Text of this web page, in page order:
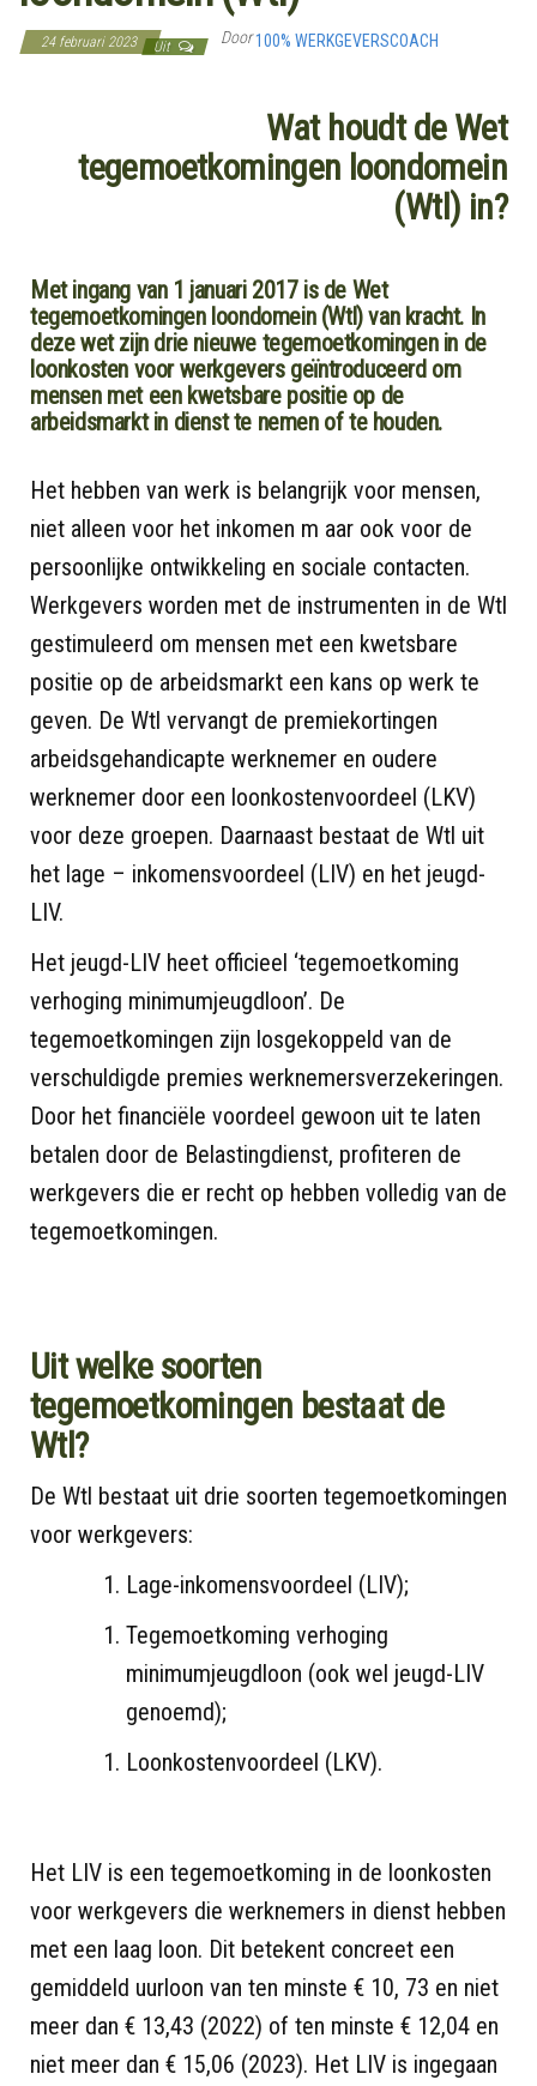
24 februari 2023 Uit Door100% WERKGEVERSCOACH
Wat houdt de Wet
tegemoetkomingen loondomein
(Wtl) in?
Met ingang van 1 januari 2017 is de Wet
tegemoetkomingen loondomein (Wtl) van kracht. In
deze wet zijn drie nieuwe tegemoetkomingen in de
loonkosten voor werkgevers geïntroduceerd om
mensen met een kwetsbare positie op de
arbeidsmarkt in dienst te nemen of te houden.
Het hebben van werk is belangrijk voor mensen,
niet alleen voor het inkomen m aar ook voor de
persoonlijke ontwikkeling en sociale contacten.
Werkgevers worden met de instrumenten in de Wtl
gestimuleerd om mensen met een kwetsbare
positie op de arbeidsmarkt een kans op werk te
geven. De Wtl vervangt de premiekortingen
arbeidsgehandicapte werknemer en oudere
werknemer door een loonkostenvoordeel (LKV)
voor deze groepen. Daarnaast bestaat de Wtl uit
het lage – inkomensvoordeel (LIV) en het jeugd-
LIV.
Het jeugd-LIV heet officieel ‘tegemoetkoming
verhoging minimumjeugdloon’. De
tegemoetkomingen zijn losgekoppeld van de
verschuldigde premies werknemersverzekeringen.
Door het financiële voordeel gewoon uit te laten
betalen door de Belastingdienst, profiteren de
werkgevers die er recht op hebben volledig van de
tegemoetkomingen.
Uit welke soorten
tegemoetkomingen bestaat de
Wtl?
De Wtl bestaat uit drie soorten tegemoetkomingen
voor werkgevers:
Lage-inkomensvoordeel (LIV);
Tegemoetkoming verhoging
minimumjeugdloon (ook wel jeugd-LIV
genoemd);
Loonkostenvoordeel (LKV).
Het LIV is een tegemoetkoming in de loonkosten
voor werkgevers die werknemers in dienst hebben
met een laag loon. Dit betekent concreet een
gemiddeld uurloon van ten minste € 10, 73 en niet
meer dan € 13,43 (2022) of ten minste € 12,04 en
niet meer dan € 15,06 (2023). Het LIV is ingegaan